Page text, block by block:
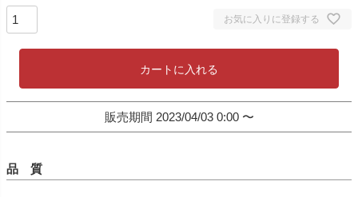
お気に入りに登録する
カートに入れる
販売期間 2023/04/03 0:00 〜
品 質